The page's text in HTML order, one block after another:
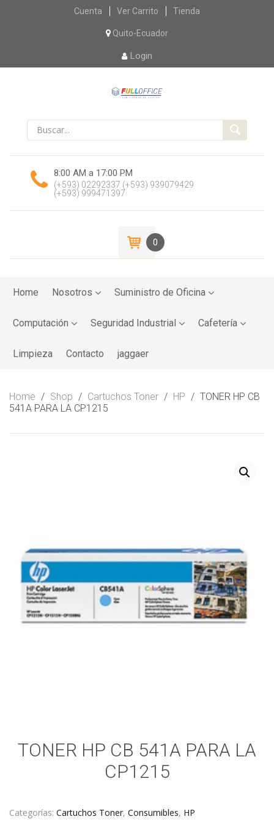
Skip
content
Cuenta Ver Carrito Tienda
Quito-Ecuador
Login
8:00 AM a 17:00 PM
(+593) 02292337 (+593) 939079429
(+593) 999471397
0
toHome Nosotros Suministro de Oficina
Computación Seguridad Industrial Cafetería
Limpieza Contacto jaggaer
Home / Shop / Cartuchos Toner / HP / TONER HP CB
541A PARA LA CP1215
TONER HP CB 541A PARA LA
CP1215
Categorías: Cartuchos Toner, Consumibles, HP